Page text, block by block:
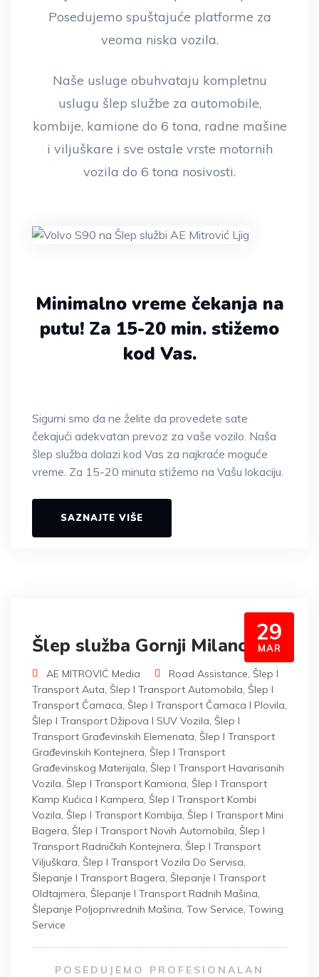
Posedujemo spuštajuće platforme za
veoma niska vozila.
Naše usluge obuhvataju kompletnu
uslugu šlep službe za automobile,
kombije, kamione do 6 tona, radne mašine
i viljuškare i sve ostale vrste motornih
vozila do 6 tona nosivosti.
Minimalno vreme čekanja na
putu! Za 15-20 min. stižemo
kod Vas.
Sigurni smo da ne želite da provedete sate
čekajući adekvatan prevoz za vaše vozilo. Naša
šlep služba dolazi kod Vas za najkraće moguće
vreme. Za 15-20 minuta stižemo na Vašu lokaciju.
SAZNAJTE VIŠE
29
MAR
Šlep služba Gornji Milanovac
AE MITROVIĆ Media Road Assistance, Šlep I
Transport Auta, Šlep I Transport Automobila, Šlep I
Transport Čamaca, Šlep I Transport Čamaca I Plovila,
Šlep I Transport Džipova I SUV Vozila, Šlep I
Transport Građevinskih Elemenata, Šlep I Transport
Građevinskih Kontejnera, Šlep I Transport
Građevinskog Materijala, Šlep I Transport Havarisanih
Vozila, Šlep I Transport Kamiona, Šlep I Transport
Kamp Kućica I Kampera, Šlep I Transport Kombi
Vozila, Šlep I Transport Kombija, Šlep I Transport Mini
Bagera, Šlep I Transport Novih Automobila, Šlep I
Transport Radničkih Kontejnera, Šlep I Transport
Viljuškara, Šlep I Transport Vozila Do Servisa,
Šlepanje I Transport Bagera, Šlepanje I Transport
Oldtajmera, Šlepanje I Transport Radnih Mašina,
Šlepanje Poljoprivrednih Mašina, Tow Service, Towing
Service
POSEDUJEMO PROFESIONALAN